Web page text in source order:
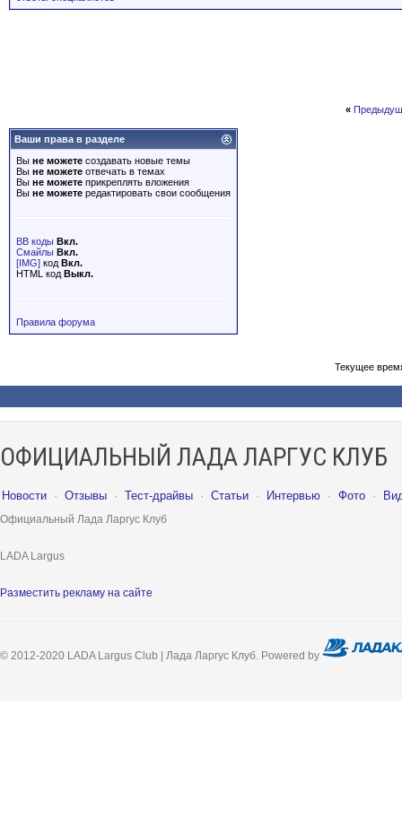
«
Ваши права в разделе
Вы не можете создавать новые темы
Вы не можете отвечать в темах
Вы не можете прикреплять вложения
Вы не можете редактировать свои сообщения
BB коды Вкл.
Смайлы Вкл.
[IMG] код Вкл.
HTML код Выкл.
Правила форума
Текущее
ОФИЦИАЛЬНЫЙ ЛАДА ЛАРГУС КЛУБ
Новости · Отзывы · Тест-драйвы · Статьи · Интервью · Фото ·
Официальный Лада Ларгус Клуб
LADA Largus
Разместить рекламу на сайте
© 2012-2020 LADA Largus Club | Лада Ларгус Клуб. Powered by